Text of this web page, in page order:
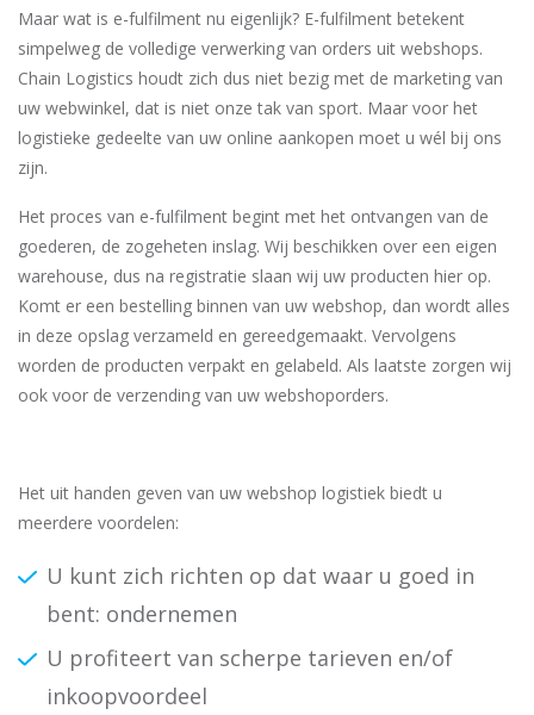
Maar wat is e-fulfilment nu eigenlijk? E-fulfilment betekent
simpelweg de volledige verwerking van orders uit webshops.
Chain Logistics houdt zich dus niet bezig met de marketing van
uw webwinkel, dat is niet onze tak van sport. Maar voor het
logistieke gedeelte van uw online aankopen moet u wél bij ons
zijn.
Het proces van e-fulfilment begint met het ontvangen van de
goederen, de zogeheten inslag. Wij beschikken over een eigen
warehouse, dus na registratie slaan wij uw producten hier op.
Komt er een bestelling binnen van uw webshop, dan wordt alles
in deze opslag verzameld en gereedgemaakt. Vervolgens
worden de producten verpakt en gelabeld. Als laatste zorgen wij
ook voor de verzending van uw webshoporders.
Het uit handen geven van uw webshop logistiek biedt u
meerdere voordelen:
U kunt zich richten op dat waar u goed in
bent: ondernemen
U profiteert van scherpe tarieven en/of
inkoopvoordeel